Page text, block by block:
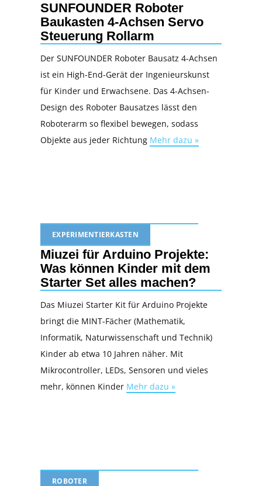
SUNFOUNDER Roboter
Baukasten 4-Achsen Servo
Steuerung Rollarm
Der SUNFOUNDER Roboter Bausatz 4-Achsen
ist ein High-End-Gerät der Ingenieurskunst
für Kinder und Erwachsene. Das 4-Achsen-
Design des Roboter Bausatzes lässt den
Roboterarm so flexibel bewegen, sodass
Objekte aus jeder Richtung Mehr dazu »
EXPERIMENTIERKASTEN
Miuzei für Arduino Projekte:
Was können Kinder mit dem
Starter Set alles machen?
Das Miuzei Starter Kit für Arduino Projekte
bringt die MINT-Fächer (Mathematik,
Informatik, Naturwissenschaft und Technik)
Kinder ab etwa 10 Jahren näher. Mit
Mikrocontroller, LEDs, Sensoren und vieles
mehr, können Kinder Mehr dazu »
ROBOTER